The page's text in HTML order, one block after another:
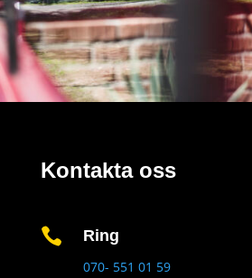
Kontakta oss
 Ring
070- 551 01 59